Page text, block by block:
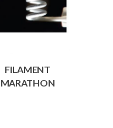
FILAMENT
MARATHON